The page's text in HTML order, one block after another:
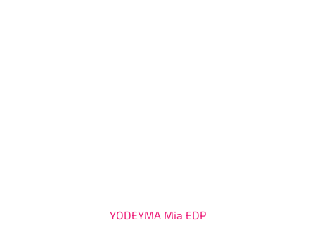
YODEYMA Mia EDP